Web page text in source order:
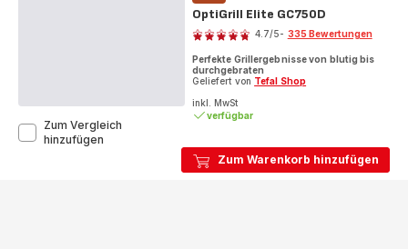
Zum Warenkorb hinzufügen
OptiGrill Elite GC750D
Bewertung
4.7/5- 335 Bewertungen
Perfekte Grillergebnisse von blutig bis
durchgebraten
Geliefert von Tefal Shop
inkl. MwSt
verfügbar
Zum Vergleich
hinzufügen